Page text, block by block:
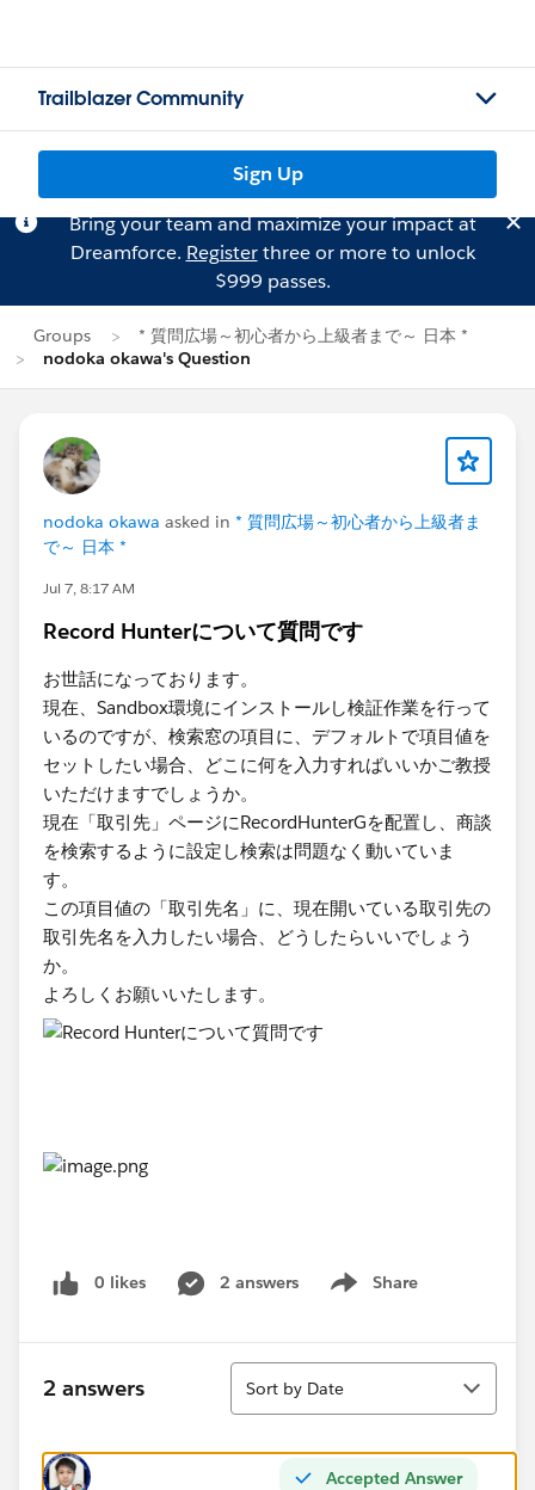
Trailblazer Community
Sign Up
Bring your team and maximize your impact at
Dreamforce. Registerthree or more to unlock
$999 passes.
Groups
* 質問広場～初心者から上級者まで～ 日本 *
nodoka okawa's Question
nodoka okawa asked in * 質問広場～初心者から上級者ま
で～ 日本 *
Jul 7, 8:17 AM
Record Hunterについて質問です
お世話になっております。
現在、Sandbox環境にインストールし検証作業を行って
いるのですが、検索窓の項目に、デフォルトで項目値を
セットしたい場合、どこに何を入力すればいいかご教授
いただけますでしょうか。
現在「取引先」ページにRecordHunterGを配置し、商談
を検索するように設定し検索は問題なく動いていま
す。
この項目値の「取引先名」に、現在開いている取引先の
取引先名を入力したい場合、どうしたらいいでしょう
か。
よろしくお願いいたします。
0 likes 2 answers Share
Show menu
2 answers
Sort
Sort by Date
Accepted Answer